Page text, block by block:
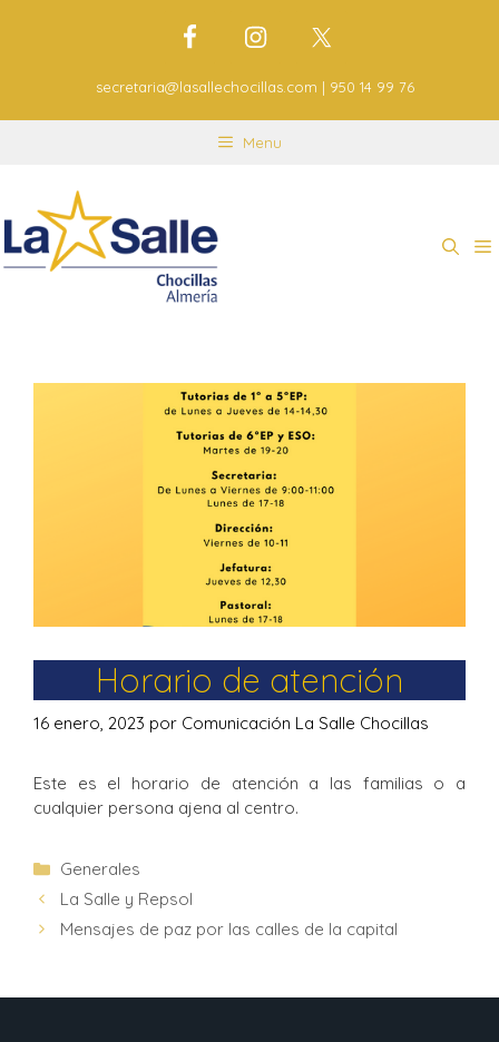
secretaria@lasallechocillas.com | 950 14 99 76
Menu
Horario de atención
16 enero, 2023 por Comunicación La Salle Chocillas
Este es el horario de atención a las familias o a
cualquier persona ajena al centro.
Generales
La Salle y Repsol
Mensajes de paz por las calles de la capital